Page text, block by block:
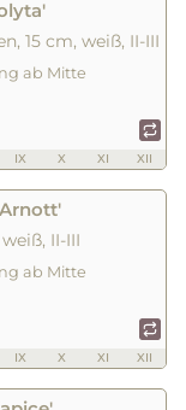
15 cm, weiß, II-III
ab Mitte
IX X XI XII
II-III
ab Mitte
IX X XI XII